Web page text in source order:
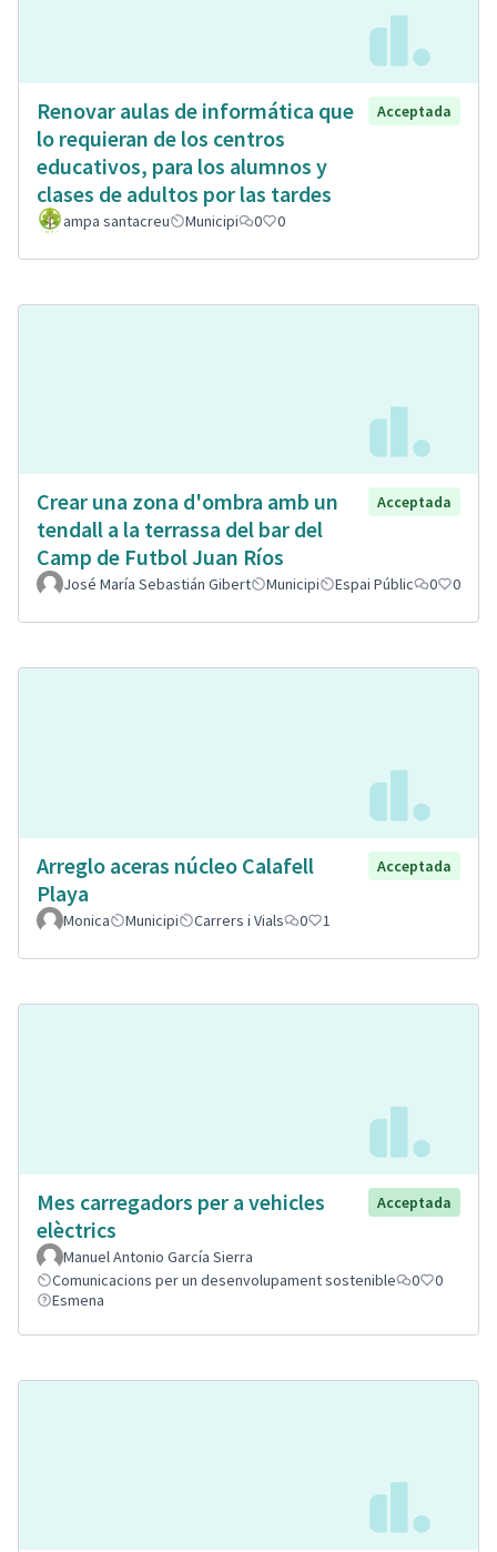
Renovar aulas de informática que
lo requieran de los centros
educativos, para los alumnos y
clases de adultos por las tardes
Acceptada
ampa santacreu Municipi 0 0
Crear una zona d'ombra amb un
tendall a la terrassa del bar del
Camp de Futbol Juan Ríos
Acceptada
José María Sebastián Gibert Municipi Espai Públic 0 0
Arreglo aceras núcleo Calafell
Playa
Acceptada
Monica Municipi Carrers i Vials 0 1
Mes carregadors per a vehicles
elèctrics
Acceptada
Manuel Antonio García Sierra
Comunicacions per un desenvolupament sostenible
0
0
Esmena